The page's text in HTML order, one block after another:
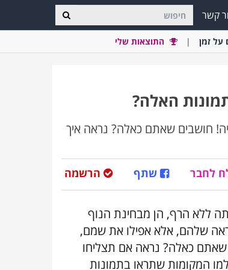
קשר
על זמן התוצאות שלי
האלה?
חושבים שאתם כאלה? נראה איך
הרשמה שתף לחבר
שנות קיומה היא השתנתה ללא הרף, הן מבחינת הנוף
שלהם, אלא אפילו את שמם,
שאתם כאלה? נראה אם תצליחו
המקומות שתראו בתמונות